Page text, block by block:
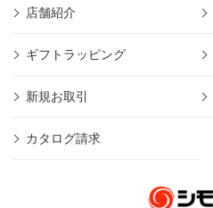
店舗紹介
ギフトラッピング
新規お取引
カタログ請求